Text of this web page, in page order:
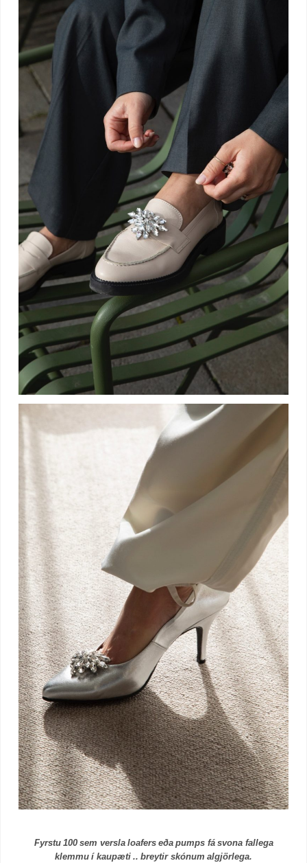
Fyrstu 100 sem versla loafers eða pumps fá svona fallega
klemmu í kaupæti .. breytir skónum algjörlega.